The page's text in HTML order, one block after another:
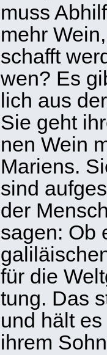
muss
mehr
schafft
wen? Es
lich aus
Sie geht
nen Wein
Mari­ens.
sind
der
sagen: Ob
für die
tung. Das
und hält
ihrem